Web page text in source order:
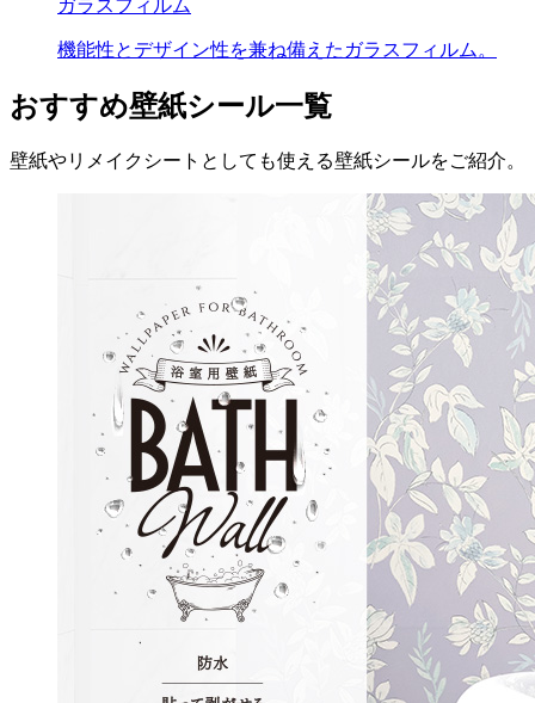
ガラスフィルム
機能性とデザイン性を兼ね備えたガラスフィルム。
おすすめ壁紙シール一覧
壁紙やリメイクシートとしても使える壁紙シールをご紹介。